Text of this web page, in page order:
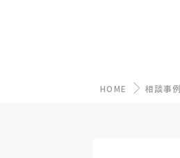
HOME 相談事例